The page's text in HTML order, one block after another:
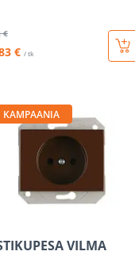
€
€ / tk
KAMPAANIA
VILMA